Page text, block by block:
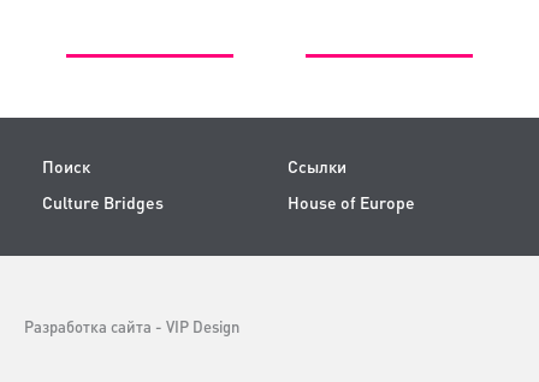
Поиск
Ссылки
Culture Bridges
House of Europe
Разработка сайта - VIP Design